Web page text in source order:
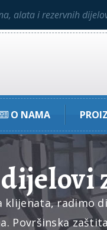
alata i rezervnih
O NAMA
klijenata, radimo
Površinska